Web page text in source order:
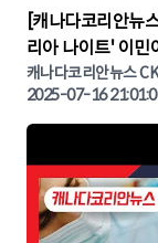
▶
[캐나다코리안뉴
리아 나이트' 이민
KOREA NIGHT |
캐나다코리안뉴스
2025-07-16